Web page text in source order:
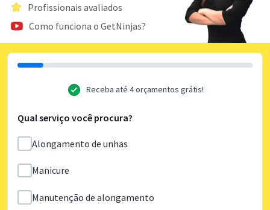
Profissionais avaliados
Como funciona o GetNinjas?
Receba até 4 orçamentos grátis!
Qual serviço você procura?
Alongamento de unhas
Manicure
Manutenção de alongamento